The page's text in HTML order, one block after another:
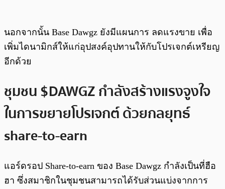
นอกจากนั้น Base Dawgz ยังมีแผนการ ลดแรงขาย เพื่อ
เพิ่มไดนามิกส์ให้แก่อุปสงค์อุปทานให้กับโปรเจกต์เหรียญ
อีกด้วย
ชุมชน $DAWGZ กำลังสร้างแรงจูงใจ
ในการขยายโปรเจกต์ ด้วยกลยุทธ์
share-to-earn
แอร์ดรอป Share-to-earn ของ Base Dawgz กำลังเป็นที่ฮือ
ฮา ซึ่งสมาชิกในชุมชนสามารถได้รับส่วนแบ่งจากการ